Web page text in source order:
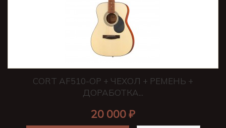
CORT AF510-OP + ЧЕХОЛ + РЕМЕНЬ +
ДОРАБОТКА...
20 000 ₽